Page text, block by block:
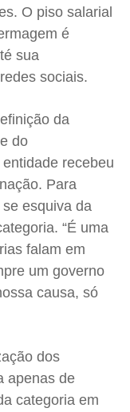
O piso salarial
é
sua
sociais.
da
do
recebeu
Para
esquiva da
“É uma
falam em
um governo
causa, só
dos
apenas de
categoria em